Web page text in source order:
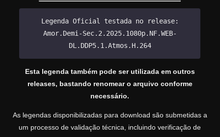
Legenda Oficial testada no release:
Amor.Demi-Sec.2.2025.1080p.NF.WEB-
DL.DDP5.1.Atmos.H.264
Esta legenda também pode ser utilizada em outros
releases, bastando renomear o arquivo conforme
necessário.
As legendas disponibilizadas para download são submetidas a
um processo de validação técnica, incluindo verificação de